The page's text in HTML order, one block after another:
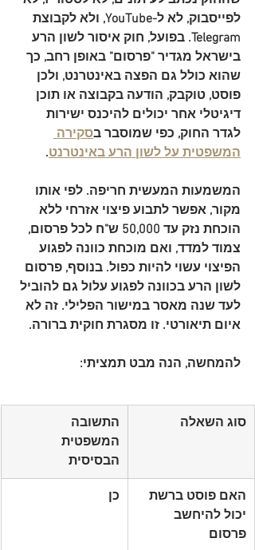
לפייסבוק, לא ל-YouTube, ולא לקבוצת
Telegram. בפועל,
חוק איסור לשון הרע
בישראל מגדיר "פרסום" באופן רחב, כך
שהוא כולל גם הפצה באינטרנט, ולכן
פוסט, טוקבק, הודעה בקבוצה או תוכן
דיגיטלי אחר יכולים להיכנס ישירות
לגדר החוק, כפי שמוסבר בסקירה
המשפטית על לשון הרע באינטרנט.
המשמעות המעשית חריפה. לפי אותו
מקור, אפשר לתבוע פיצוי אזרחי ללא
הוכחת נזק עד 50,000 ש"ח לכל פרסום,
צמוד למדד, ואם מוכחת כוונה לפגוע
הפיצוי עשוי להיות כפול. בנוסף, פרסום
לשון הרע בכוונה לפגוע עלול גם להוביל
לעד שנה מאסר במישור הפלילי. זה לא
איום תיאורטי. זו מסגרת חוקית ברורה.
להמחשה, הנה מבט תמציתי:
סוג השאלה
התשובה
המשפטית
הבסיסית
האם פוסט ברשת
יכול להיחשב
פרסום
כן